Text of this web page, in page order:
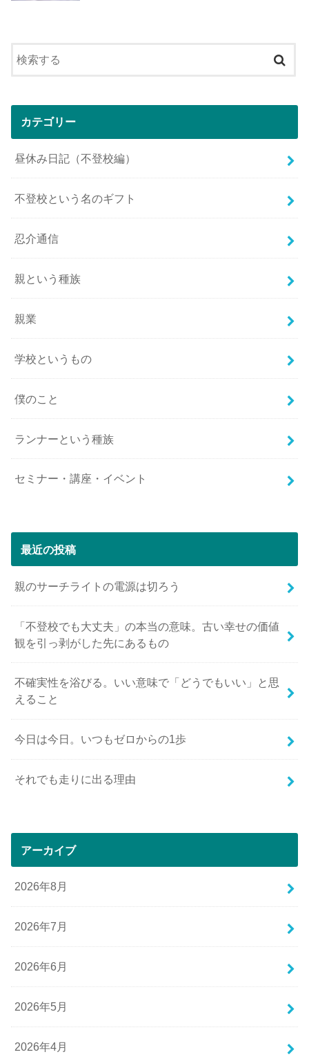
カテゴリー
昼休み日記（不登校編）
不登校という名のギフト
忍介通信
親という種族
親業
学校というもの
僕のこと
ランナーという種族
セミナー・講座・イベント
最近の投稿
親のサーチライトの電源は切ろう
「不登校でも大丈夫」の本当の意味。古い幸せの価値
観を引っ剥がした先にあるもの
不確実性を浴びる。いい意味で「どうでもいい」と思
えること
今日は今日。いつもゼロからの1歩
それでも走りに出る理由
アーカイブ
2026年8月
2026年7月
2026年6月
2026年5月
2026年4月